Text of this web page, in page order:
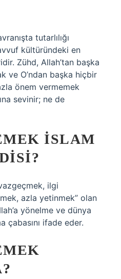
tutarlılığı
kültüründeki en
Zühd, Allah’tan başka
ve O’ndan başka hiçbir
önem vermemek
sevinir; ne de
ISLAM
ilgi
azla yetinmek” olan
yönelme ve dünya
çabasını ifade eder.